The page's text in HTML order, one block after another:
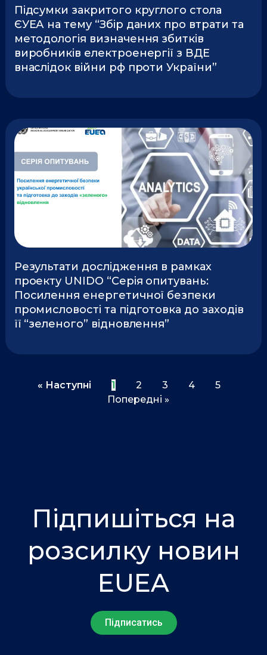
Підсумки закритого круглого стола
ЄУЕА на тему “Збір даних про втрати та
методологія визначення збитків
виробників електроенергії з ВДЕ
внаслідок війни рф проти України”
Результати дослідження в рамках
проекту UNIDO “Cерія опитувань:
Посилення енергетичної безпеки
промисловості та підготовка до заходів
її “зеленого” відновлення”
« Наступні 1 2 3 4
5
Попередні »
Підпишіться на
розсилку новин
EUEA
Підписатись